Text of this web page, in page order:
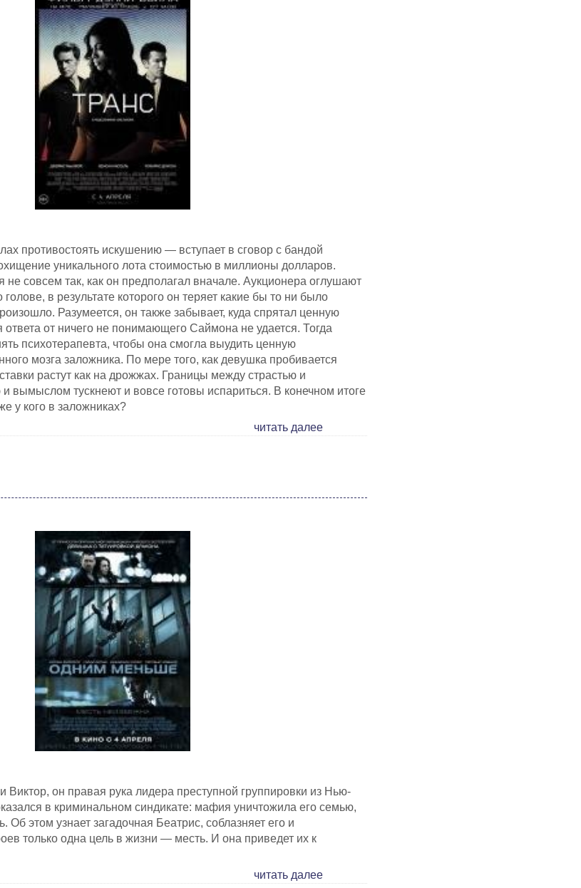
противостоять искушению — вступает в сговор с бандой
уникального лота стоимостью в миллионы долларов.
не совсем так, как он предполагал вначале. Аукционера оглушают
в результате которого он теряет какие бы то ни было
Разумеется, он также забывает, куда спрятал ценную
ответа от ничего не понимающего Саймона не удается. Тогда
психотерапевта, чтобы она смогла выудить ценную
мозга заложника. По мере того, как девушка пробивается
растут как на дрожжах. Границы между страстью и
вымыслом тускнеют и вовсе готовы испариться. В конечном итоге
у кого в заложниках?
читать далее
Виктор, он правая рука лидера преступной группировки из Нью-
в криминальном синдикате: мафия уничтожила его семью,
Об этом узнает загадочная Беатрис, соблазняет его и
только одна цель в жизни — месть. И она приведет их к
читать далее